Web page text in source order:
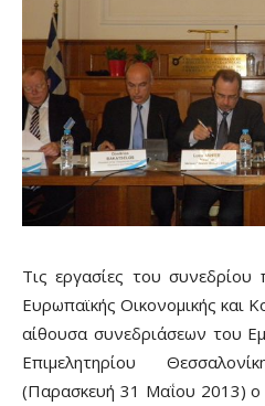
Τις εργασίες του
Ευρωπαϊκής Οικονομικής και
αίθουσα συνεδριάσεων του
Επιμελητηρίου
(Παρασκευή 31 Μαΐου 2013) ο